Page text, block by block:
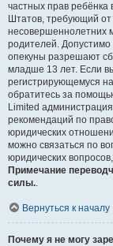
частных прав
Штатов, требующий
несовершеннолетних
родителей. Допустимо
опекуны разрешают
младше 13 лет. Если
регистрирующемуся
обратитесь за
Limited
рекомендаций по
юридических
можно связаться по
юридических
Примечание
силы..
Вернуться к началу
Почему я не могу